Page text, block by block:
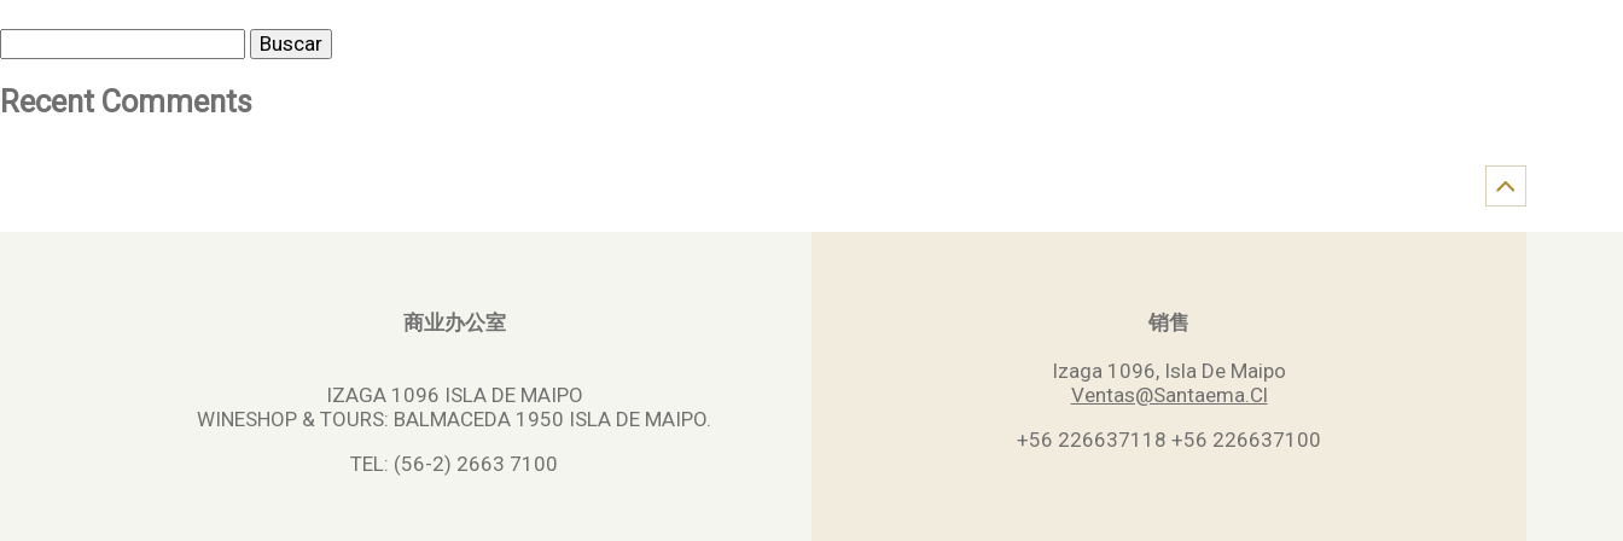
Buscar
Recent Comments
商业办公室
IZAGA 1096 ISLA DE MAIPO
WINESHOP & TOURS: BALMACEDA 1950 ISLA DE MAIPO.
TEL: (56-2) 2663 7100
销售
Izaga 1096, Isla De Maipo
Ventas@Santaema.Cl
+56 226637118 +56 226637100